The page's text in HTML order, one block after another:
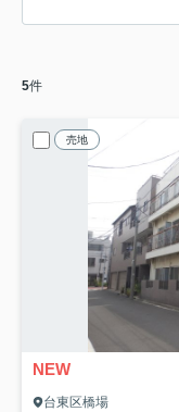
5件
売地
NEW
台東区橋場